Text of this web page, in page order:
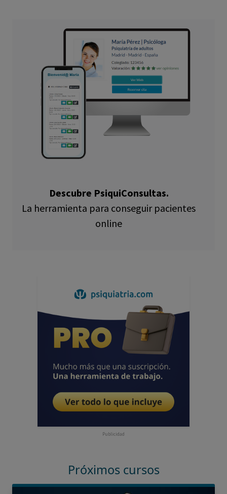
Descubre PsiquiConsultas.
La herramienta para conseguir pacientes
online
Publicidad
Próximos cursos